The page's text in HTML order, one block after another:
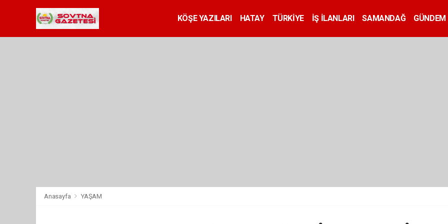
KÖŞE YAZILARI HATAY TÜRKİYE İŞ İLANLARI SAMANDAĞ GÜNDEM
Anasayfa YAŞAM